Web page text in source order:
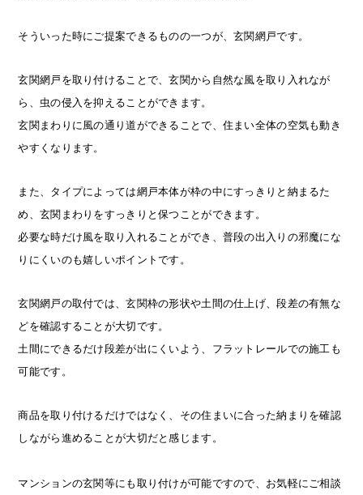
そういった時にご提案できるものの一つが、玄関網戸です。
玄関網戸を取り付けることで、玄関から自然な風を取り入れなが
ら、虫の侵入を抑えることができます。
玄関まわりに風の通り道ができることで、住まい全体の空気も動き
やすくなります。
また、タイプによっては網戸本体が枠の中にすっきりと納まるた
め、玄関まわりをすっきりと保つことができます。
必要な時だけ風を取り入れることができ、普段の出入りの邪魔にな
りにくいのも嬉しいポイントです。
玄関網戸の取付では、玄関枠の形状や土間の仕上げ、段差の有無な
どを確認することが大切です。
土間にできるだけ段差が出にくいよう、フラットレールでの施工も
可能です。
商品を取り付けるだけではなく、その住まいに合った納まりを確認
しながら進めることが大切だと感じます。
マンションの玄関等にも取り付けが可能ですので、お気軽にご相談